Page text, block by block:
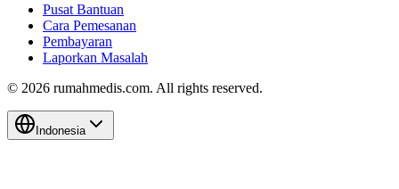
Pusat Bantuan
Cara Pemesanan
Pembayaran
Laporkan Masalah
© 2026 rumahmedis.com. All rights reserved.
Indonesia